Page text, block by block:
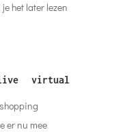
het later lezen
live virtual
er nu mee